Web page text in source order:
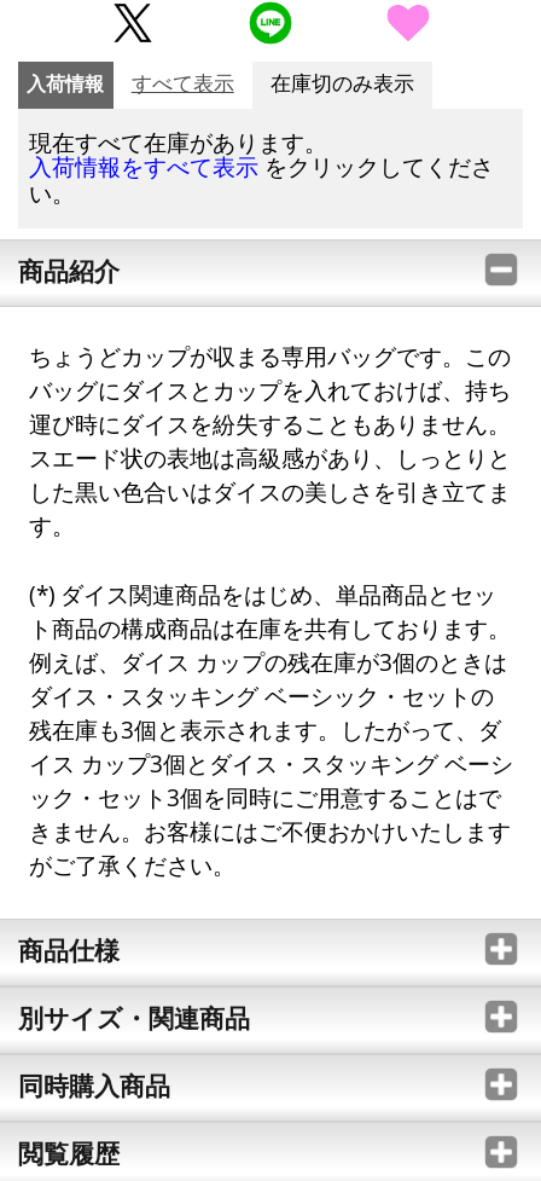
入荷情報 すべて表示 在庫切のみ表示
現在すべて在庫があります。
入荷情報をすべて表示 をクリックしてくださ
い。
商品紹介
ちょうどカップが収まる専用バッグです。この
バッグにダイスとカップを入れておけば、持ち
運び時にダイスを紛失することもありません。
スエード状の表地は高級感があり、しっとりと
した黒い色合いはダイスの美しさを引き立てま
す。
ダイス関連商品をはじめ、単品商品とセッ
ト商品の構成商品は在庫を共有しております。
例えば、ダイス カップの残在庫が3個のときは
ダイス・スタッキング ベーシック・セットの
残在庫も3個と表示されます。したがって、ダ
イス カップ3個とダイス・スタッキング ベーシ
ック・セット3個を同時にご用意することはで
きません。お客様にはご不便おかけいたします
がご了承ください。
商品仕様
別サイズ・関連商品
同時購入商品
閲覧履歴